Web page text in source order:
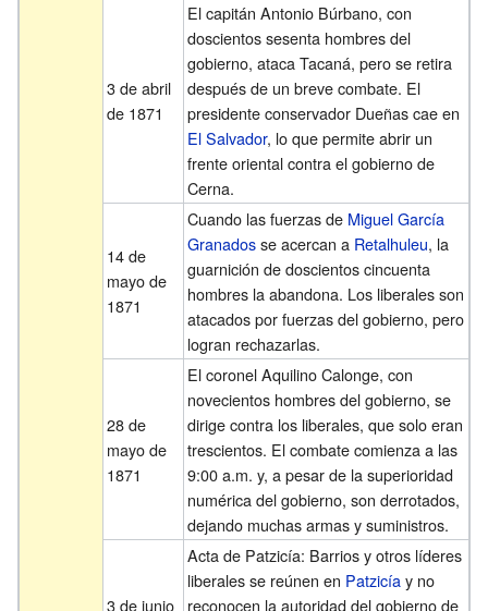
3 de abril
de 1871
El capitán Antonio Búrbano, con
doscientos sesenta hombres del
gobierno, ataca Tacaná, pero se retira
después de un breve combate. El
presidente conservador Dueñas cae en
El Salvador, lo que permite abrir un
frente oriental contra el gobierno de
Cerna.
14 de
mayo de
1871
Cuando las fuerzas de Miguel García
Granadosse acercan a Retalhuleu, la
guarnición de doscientos cincuenta
hombres la abandona. Los liberales son
atacados por fuerzas del gobierno, pero
logran rechazarlas.
28 de
mayo de
1871
El coronel Aquilino Calonge, con
novecientos hombres del gobierno, se
dirige contra los liberales, que solo eran
trescientos. El combate comienza a las
9:00 a.m. y, a pesar de la superioridad
numérica del gobierno, son derrotados,
dejando muchas armas y suministros.
3 de junio
Acta de Patzicía: Barrios y otros líderes
liberales se reúnen en Patzicíay no
reconocen la autoridad del gobierno de